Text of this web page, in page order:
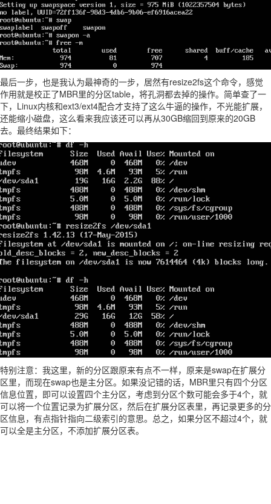
最后一步，也是我认为最神奇的一步，居然有resize2fs这个命令，感觉
作用就是校正了MBR里的分区table，将孔洞都去掉的操作。简单查了一
下，Linux内核和ext3/ext4配合才支持了这么牛逼的操作，不光能扩展，
还能缩小磁盘，这么看来我应该还可以再从30GB缩回到原来的20GB
去。最终结果如下：
特别注意：我这里，新的分区跟原来有点不一样，原来是swap在扩展分
区里，而现在swap也是主分区。如果没记错的话，MBR里只有四个分区
信息位置，即可以设置四个主分区，考虑到分区个数可能会多于4个，就
可以将一个位置记录为扩展分区，然后在扩展分区表里，再记录更多的分
区信息，有点指针指向二级索引的意思。总之，如果分区不超过4个，就
可以全是主分区，不添加扩展分区表。